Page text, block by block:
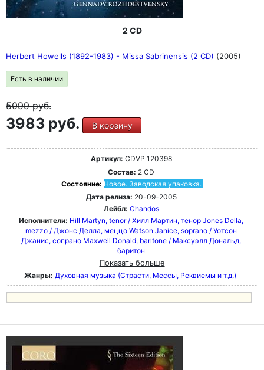
2 CD
Herbert Howells (1892-1983) - Missa Sabrinensis (2 CD) (2005)
Есть в наличии
5099руб.
3983 руб. В корзину
Артикул: CDVP 120398
Состав: 2 CD
Состояние: Новое. Заводская упаковка.
Дата релиза: 20-09-2005
Лейбл: Chandos
Исполнители: Hill Martyn, tenor / Хилл Мартин, тенор Jones Della,
mezzo / Джонс Делла, меццо Watson Janice, soprano / Уотсон
Джанис, сопрано Maxwell Donald, baritone / Максуэлл Дональд,
баритон
Показать больше
Жанры: Духовная музыка (Страсти, Мессы, Реквиемы и т.д.)